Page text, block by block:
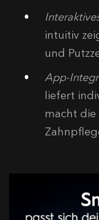
intuitiv
und
App-
liefert
macht